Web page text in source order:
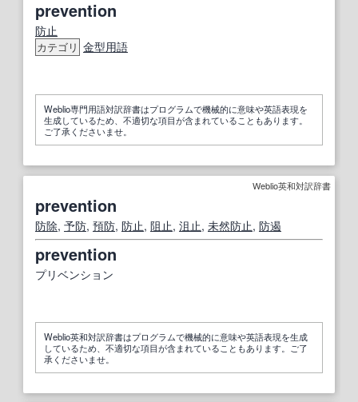
prevention
防止
カテゴリ 金型用語
Weblio専門用語対訳辞書はプログラムで機械的に意味や英語表現を
生成しているため、不適切な項目が含まれていることもあります。
ご了承くださいませ。
Weblio英和対訳辞書
prevention
防除, 予防, 預防, 防止, 阻止, 沮止, 未然防止, 防遏
prevention
プリベンション
Weblio英和対訳辞書はプログラムで機械的に意味や英語表現を生成
しているため、不適切な項目が含まれていることもあります。ご了
承くださいませ。